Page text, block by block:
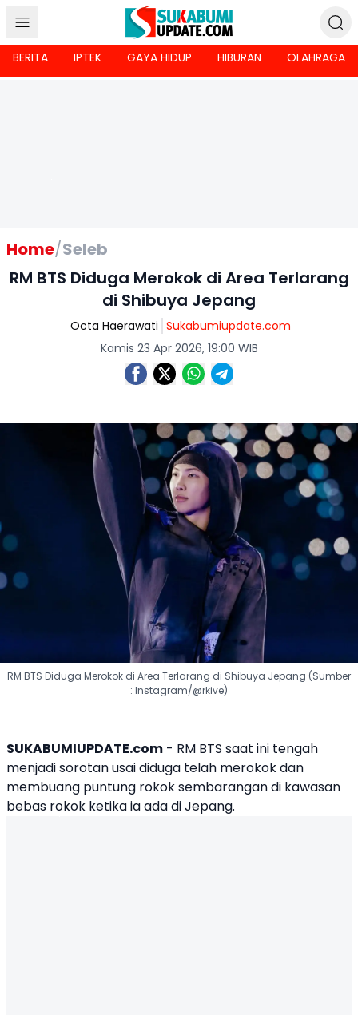
BERITA IPTEK GAYA HIDUP HIBURAN OLAHRAGA
Home/Seleb
RM BTS Diduga Merokok di Area Terlarang
di Shibuya Jepang
Octa Haerawati Sukabumiupdate.com
Kamis 23 Apr 2026, 19:00 WIB
RM BTS Diduga Merokok di Area Terlarang di Shibuya Jepang (Sumber
: Instagram/@rkive)
SUKABUMIUPDATE.com - RM BTS saat ini tengah
menjadi sorotan usai diduga telah merokok dan
membuang puntung rokok sembarangan di kawasan
bebas rokok ketika ia ada di Jepang.